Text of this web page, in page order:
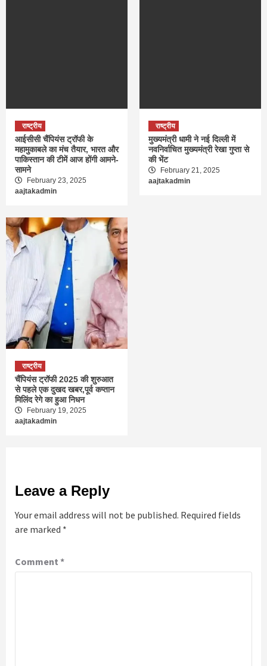
राष्ट्रीय
आईसीसी चैंपियंस ट्रॉफी के
महामुकाबले का मंच तैयार, भारत और
पाकिस्तान की टीमें आज होंगी आमने-
सामने
February 23, 2025
aajtakadmin
राष्ट्रीय
मुख्यमंत्री धामी ने नई दिल्ली में
नवनिर्वाचित मुख्यमंत्री रेखा गुप्ता से
की भेंट
February 21, 2025
aajtakadmin
राष्ट्रीय
चैंपियंस ट्रॉफी 2025 की शुरुआत
से पहले एक दुखद खबर,पूर्व कप्तान
मिलिंद रेगे का हुआ निधन
February 19, 2025
aajtakadmin
Leave a Reply
Your email address will not be published. Required fields
are marked *
Comment *